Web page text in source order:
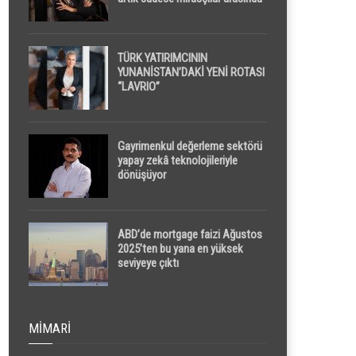
TÜRK YATIRIMCININ
YUNANİSTAN’DAKİ YENİ ROTASI
“LAVRIO”
Gayrimenkul değerleme sektörü
yapay zekâ teknolojileriyle
dönüşüyor
ABD’de mortgage faizi Ağustos
2025’ten bu yana en yüksek
seviyeye çıktı
MIMARI